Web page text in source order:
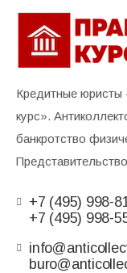
Кредитные
курс».
банкротство
+7 (495) 998-
+7 (495) 998-